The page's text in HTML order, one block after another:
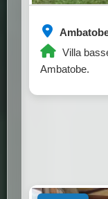
Villa
Ambatobe.